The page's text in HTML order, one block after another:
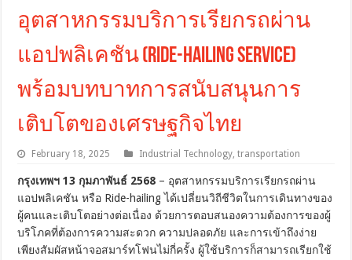
อุตสาหกรรมบริการเรียกรถผ่าน
แอปพลิเคชัน (Ride-hailing service)
พร้อมบทบาทการสนับสนุนการ
เติบโตของเศรษฐกิจไทย
February 18, 2025 Industrial Technology,transportation
กรุงเทพฯ 13 กุมภาพันธ์ 2568 – อุตสาหกรรมบริการเรียกรถผ่าน
แอปพลิเคชัน หรือ Ride-hailing ได้เปลี่ยนวิถีชีวิตในการเดินทางของ
ผู้คนและเติบโตอย่างต่อเนื่อง ด้วยการตอบสนองความต้องการของผู้
บริโภคที่ต้องการความสะดวก ความปลอดภัย และการเข้าถึงง่าย
เพียงสัมผัสหน้าจอสมาร์ทโฟนไม่กี่ครั้ง ผู้ใช้บริการก็สามารถเรียกใช้